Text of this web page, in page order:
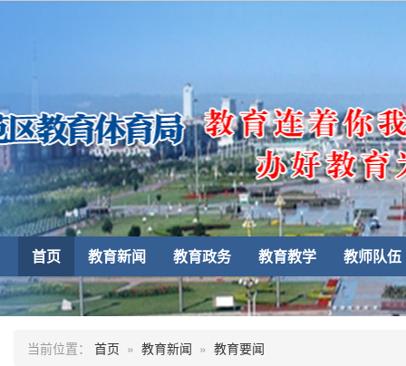
首页 教育新闻 教育政务 教育教学 教师队伍
当前位置： 首页 » 教育新闻 » 教育要闻